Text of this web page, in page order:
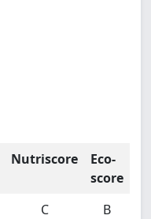
Nutriscore
Eco-
score
C B